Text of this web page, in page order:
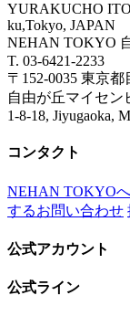
YURAKUCHO
ku,Tokyo,
NEHAN TOKYO
T. 03-6421-2233
〒152-0035 東京
自由が丘マイセン
1-8-18,
コンタクト
NEHAN TOKYO
するお問い合わせ
公式アカウント
公式ライン